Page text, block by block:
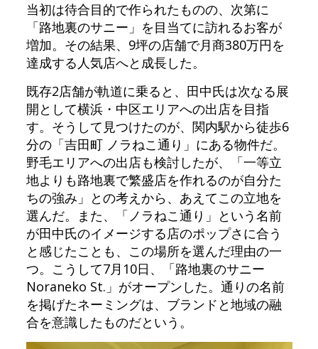
当初は待合目的で作られたものの、次第に
「路地裏のサニー」を目当てに訪れるお客が
増加。その結果、9坪の店舗で月商380万円を
達成する人気店へと成長した。
既存2店舗が軌道に乗ると、田中氏は次なる展
開として横浜・中区エリアへの出店を目指
す。そうして見つけたのが、関内駅から徒歩6
分の「吉田町 ノラねこ通り」にある物件だ。
野毛エリアへの出店も検討したが、「一等立
地よりも路地裏で繁盛店を作れるのが自分た
ちの強み」との考えから、あえてこの立地を
選んだ。また、「ノラねこ通り」という名前
が田中氏のイメージする店のポップさに合う
と感じたことも、この場所を選んだ理由の一
つ。こうして7月10日、「路地裏のサニー
Noraneko St.」がオープンした。通りの名前
を掲げたネーミングは、ブランドと地域の融
合を意識したものだという。